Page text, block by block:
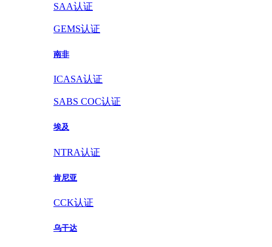
SAA认证
GEMS认证
南非
ICASA认证
SABS COC认证
埃及
NTRA认证
肯尼亚
CCK认证
乌干达